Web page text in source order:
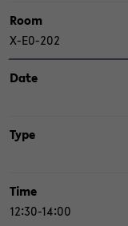
Room
X-​E0-202
Date
Type
Time
12:30-14:00